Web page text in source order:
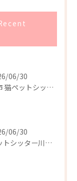
06/30
西宮市 猫ペットシッター
06/30
猫ペットシッター川西市(^-^)/